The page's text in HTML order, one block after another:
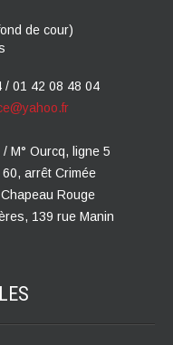
de cour)
/ 01 42 08 48 04
M° Ourcq, ligne 5
arrêt Crimée
Rouge
139 rue Manin